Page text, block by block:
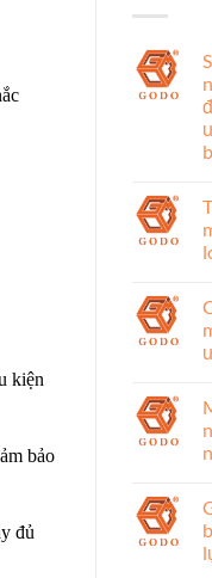
kiện
bảo
đủ